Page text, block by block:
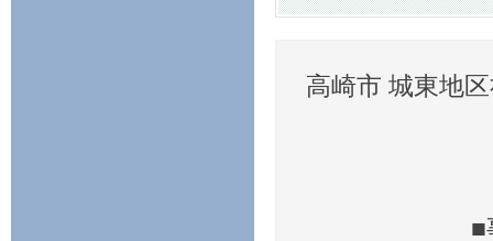
高崎市 城東地
■